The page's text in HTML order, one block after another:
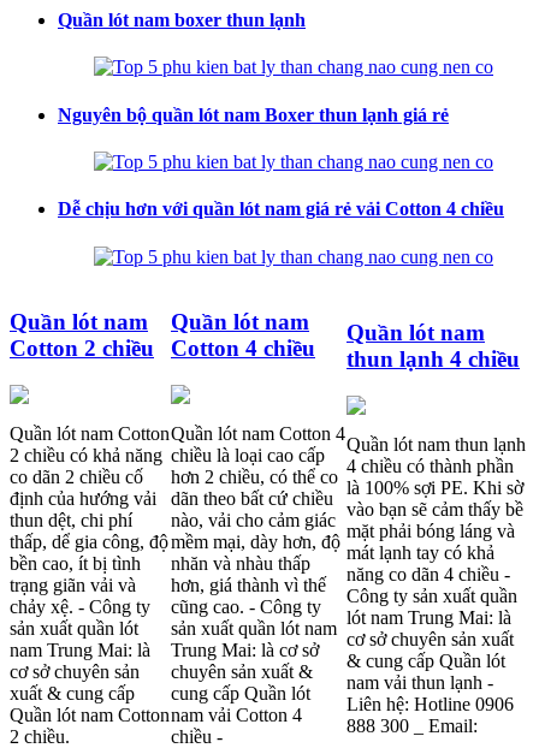
Quần lót nam boxer thun lạnh
Nguyên bộ quần lót nam Boxer thun lạnh giá rẻ
Dễ chịu hơn với quần lót nam giá rẻ vải Cotton 4 chiều
Quần lót nam
Cotton 2 chiều
Quần lót nam Cotton
2 chiều có khả năng
co dãn 2 chiều cố
định của hướng vải
thun dệt, chi phí
thấp, dể gia công, độ
bền cao, ít bị tình
trạng giãn vải và
chảy xệ. - Công ty
sản xuất quần lót
nam Trung Mai: là
cơ sở chuyên sản
xuất & cung cấp
Quần lót nam Cotton
2 chiều.
Quần lót nam
Cotton 4 chiều
Quần lót nam Cotton 4
chiều là loại cao cấp
hơn 2 chiều, có thể co
dãn theo bất cứ chiều
nào, vải cho cảm giác
mềm mại, dày hơn, độ
nhăn và nhàu thấp
hơn, giá thành vì thế
cũng cao. - Công ty
sản xuất quần lót nam
Trung Mai: là cơ sở
chuyên sản xuất &
cung cấp Quần lót
nam vải Cotton 4
chiều -
Quần lót nam
thun lạnh 4 chiều
Quần lót nam thun lạnh
4 chiều có thành phần
là 100% sợi PE. Khi sờ
vào bạn sẽ cảm thấy bề
mặt phải bóng láng và
mát lạnh tay có khả
năng co dãn 4 chiều -
Công ty sản xuất quần
lót nam Trung Mai: là
cơ sở chuyên sản xuất
& cung cấp Quần lót
nam vải thun lạnh -
Liên hệ: Hotline 0906
888 300 _ Email: